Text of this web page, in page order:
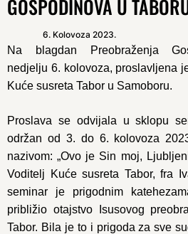
GOSPODINOVA U
6. Kolovoza 2023.
Na blagdan Preobraženja
nedjelju 6. kolovoza, proslavljena
Kuće susreta Tabor u Samoboru.
Proslava se odvijala u sklopu
održan od 3. do 6. kolovoza
nazivom: „Ovo je Sin moj,
Voditelj Kuće susreta Tabor, fra
seminar je prigodnim
približio otajstvo Isusovog
Tabor. Bila je to i prigoda za sve